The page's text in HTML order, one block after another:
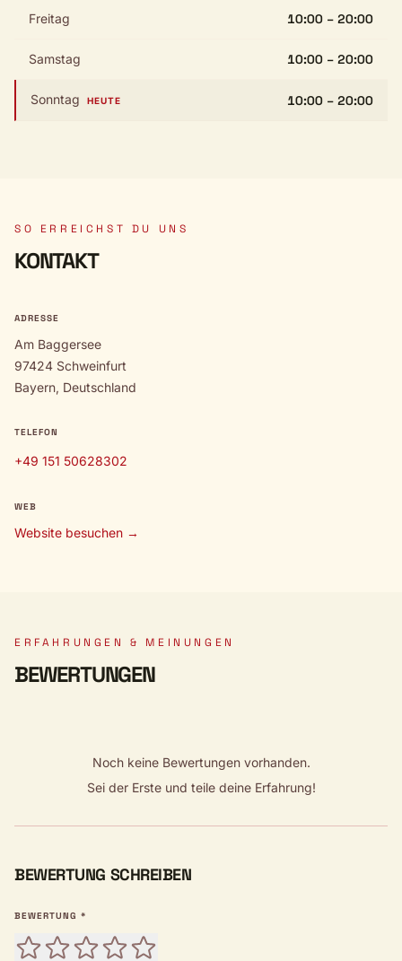
Freitag 10:00 – 20:00
Samstag 10:00 – 20:00
Sonntag HEUTE 10:00 – 20:00
SO ERREICHST DU UNS
KONTAKT
ADRESSE
Am Baggersee
97424 Schweinfurt
Bayern, Deutschland
TELEFON
+49 151 50628302
WEB
Website besuchen →
ERFAHRUNGEN & MEINUNGEN
BEWERTUNGEN
Noch keine Bewertungen vorhanden.
Sei der Erste und teile deine Erfahrung!
BEWERTUNG SCHREIBEN
BEWERTUNG *